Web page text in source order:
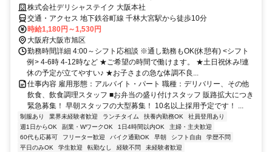
株式会社デリシャステイク 大阪本社
交通・アクセス 地下鉄谷町線 千林大宮駅から徒歩10分
時給1,180円～1,530円
大阪府大阪市旭区
勤務時間詳細 4:00～シフト応相談 ※通し勤務もOK(休憩有) <シフト
例> 4‐6時 4-12時など ★ご希望の時間で働けます。 ★土日祝休み!連
休の予定が立てやすい♪ ★お子さまの急な体調不良...
仕事内容 雇用形態：アルバイト・パート 職種：デリバリー、その他
飲食、飲食調理スタッフ ■お弁当の盛り付けスタッフ 販路拡大につき
緊急募集！ 早朝スタッフの大型募集！ 10名以上採用予定です！ ...
制服あり 業界未経験者歓迎 ランチタイム 扶養内勤務OK
社員登用あり
週1日からOK
副業・WワークOK 1日4時間以内OK
主婦・主夫歓迎
60代も応募可
フリーター歓迎 バイク通勤OK 早朝 シフト自由
学歴不問
平日のみOK
学生歓迎 転勤なし 経験不問 未経験者歓迎